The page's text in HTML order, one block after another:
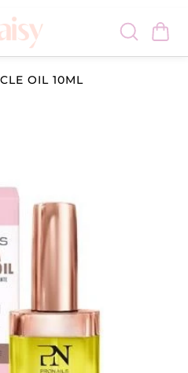
OIL 10ML